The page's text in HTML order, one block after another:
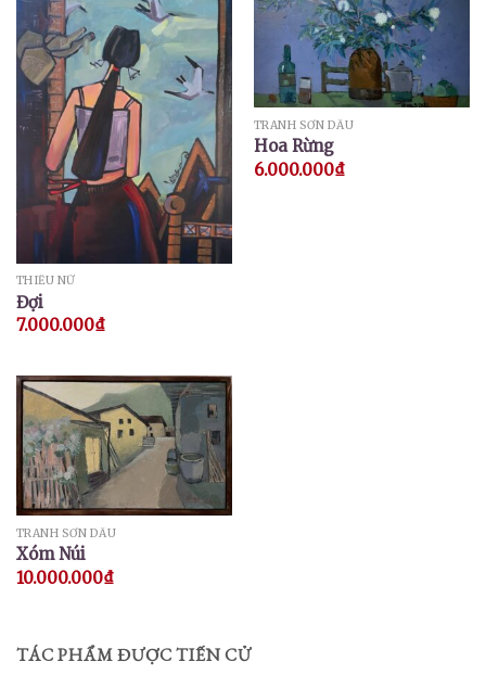
THIẾU NỮ
Đợi
7.000.000₫
TRANH SƠN DẦU
Hoa Rừng
6.000.000₫
TRANH SƠN DẦU
Xóm Núi
10.000.000₫
TÁC PHẨM ĐƯỢC TIẾN CỬ